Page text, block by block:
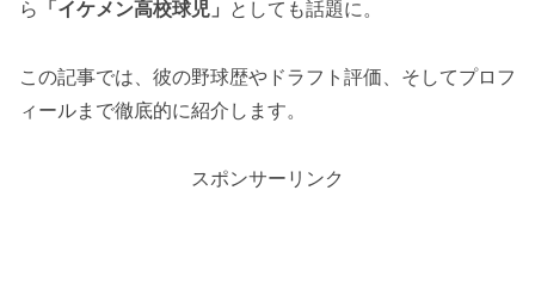
ら 「イケメン高校球児」 としても話題に。
この記事では、彼の野球歴やドラフト評価、そしてプロフ
ィールまで徹底的に紹介します。
スポンサーリンク